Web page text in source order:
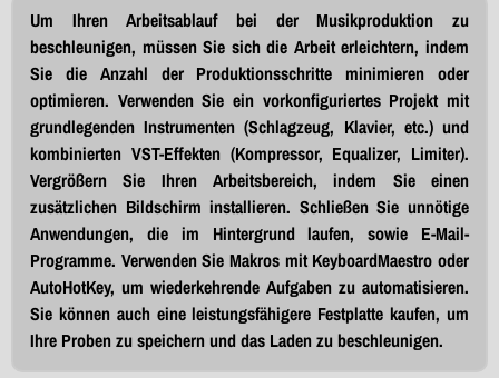
Um Ihren Arbeitsablauf bei der Musikproduktion zu
beschleunigen, müssen Sie sich die Arbeit erleichtern, indem
Sie die Anzahl der Produktionsschritte minimieren oder
optimieren. Verwenden Sie ein vorkonfiguriertes Projekt mit
grundlegenden Instrumenten (Schlagzeug, Klavier, etc.) und
kombinierten VST-Effekten (Kompressor, Equalizer, Limiter).
Vergrößern Sie Ihren Arbeitsbereich, indem Sie einen
zusätzlichen Bildschirm installieren. Schließen Sie unnötige
Anwendungen, die im Hintergrund laufen, sowie E-Mail-
Programme. Verwenden Sie Makros mit KeyboardMaestro oder
AutoHotKey, um wiederkehrende Aufgaben zu automatisieren.
Sie können auch eine leistungsfähigere Festplatte kaufen, um
Ihre Proben zu speichern und das Laden zu beschleunigen.